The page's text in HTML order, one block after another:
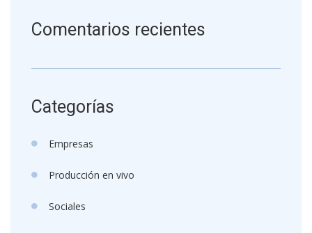
Comentarios recientes
Categorías
Empresas
Producción en vivo
Sociales